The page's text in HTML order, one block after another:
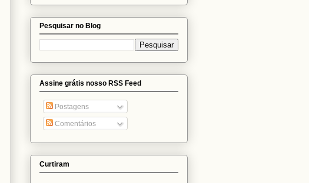
Pesquisar no Blog
Assine grátis nosso RSS Feed
Postagens
Comentários
Curtiram